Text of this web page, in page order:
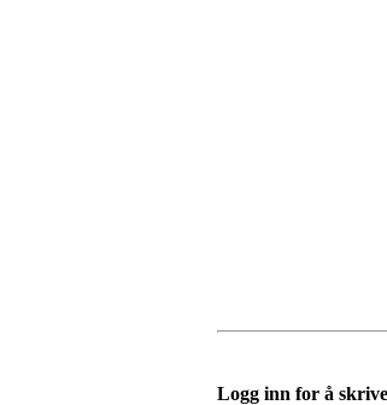
Logg inn for å